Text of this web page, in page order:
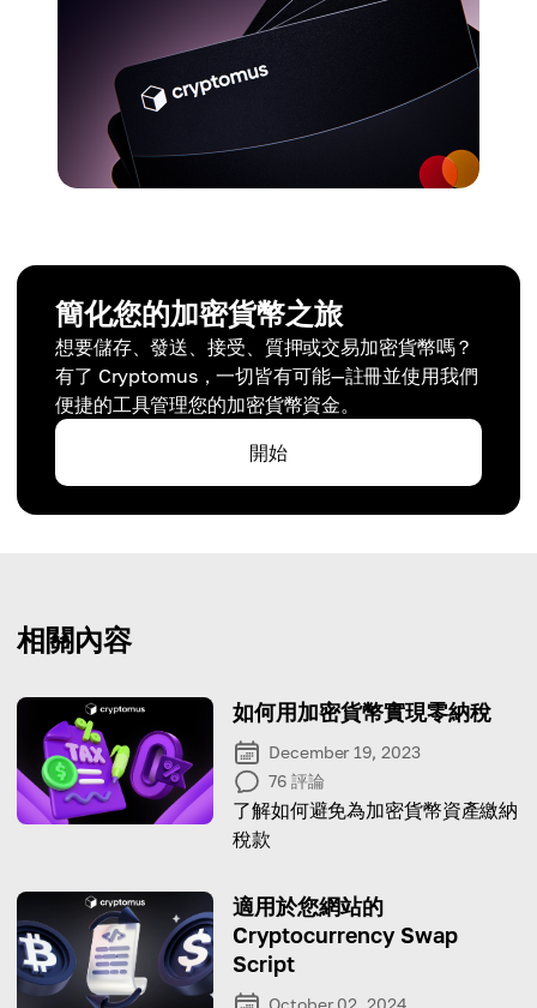
簡化您的加密貨幣之旅
想要儲存、發送、接受、質押或交易加密貨幣嗎？
有了 Cryptomus，一切皆有可能—註冊並使用我們
便捷的工具管理您的加密貨幣資金。
開始
相關內容
如何用加密貨幣實現零納稅
December 19, 2023
76 評論
了解如何避免為加密貨幣資產繳納
稅款
適用於您網站的
Cryptocurrency Swap
Script
October 02, 2024